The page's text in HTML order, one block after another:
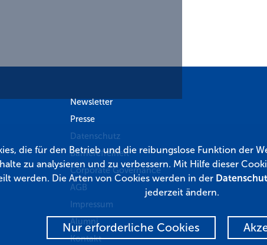
Newsletter
Presse
Datenschutz
Barrierefreiheit
Corporate Governance
AGB
Impressum
Alumni
Kontakt
die für den Betrieb und die reibungslose Funktion der
zu analysieren und zu verbessern. Mit Hilfe dieser
werden. Die Arten von Cookies werden in der
jederzeit ändern.
Nur erforderliche Cookies